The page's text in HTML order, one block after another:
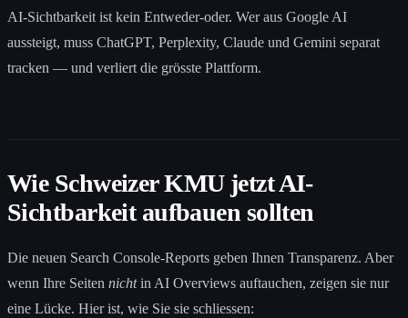
AI-Sichtbarkeit ist kein Entweder-oder. Wer aus Google AI
aussteigt, muss ChatGPT, Perplexity, Claude und Gemini separat
tracken — und verliert die grösste Plattform.
Wie Schweizer KMU jetzt AI-
Sichtbarkeit aufbauen sollten
Die neuen Search Console-Reports geben Ihnen Transparenz. Aber
wenn Ihre Seiten nichtin AI Overviews auftauchen, zeigen sie nur
eine Lücke. Hier ist, wie Sie sie schliessen: